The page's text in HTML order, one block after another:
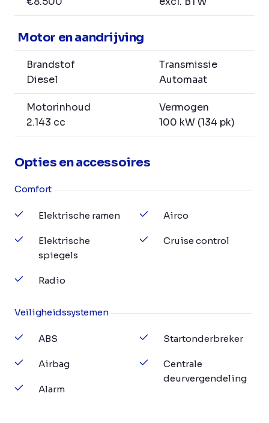
Motor en aandrijving
Brandstof
Diesel
Transmissie
Automaat
Motorinhoud
2.143 cc
Vermogen
100 kW (134 pk)
Opties en accessoires
Comfort
Elektrische ramen
Elektrische
spiegels
Radio
Airco
Cruise control
Veiligheidssystemen
ABS
Airbag
Alarm
Startonderbreker
Centrale
deurvergendeling